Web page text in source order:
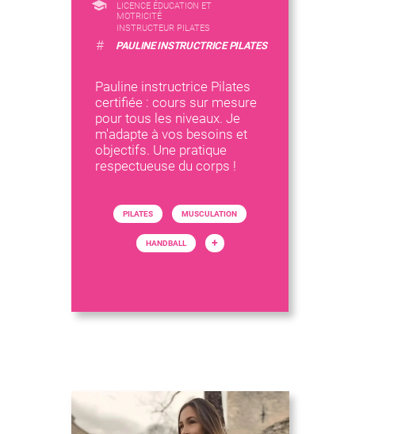
LICENCE ÉDUCATION ET
MOTRICITÉ
INSTRUCTEUR PILATES
# PAULINE INSTRUCTRICE PILATES
Pauline instructrice Pilates
certifiée : cours sur mesure
pour tous les niveaux. Je
m'adapte à vos besoins et
objectifs. Une pratique
respectueuse du corps !
PILATES MUSCULATION
HANDBALL +